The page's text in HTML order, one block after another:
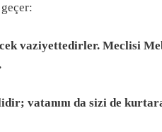
vaziyettedirler. Meclisi
vatanını da sizi de